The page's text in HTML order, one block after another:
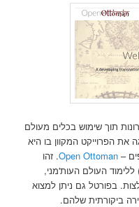
תוך שימוש בכלים מעולם
את הפרוייקט המקוון בו היא
–
Open Ottoman. זהו
העולם העות'מני,
בפורטל גם ניתן למצוא
ביקורתית שלהם.